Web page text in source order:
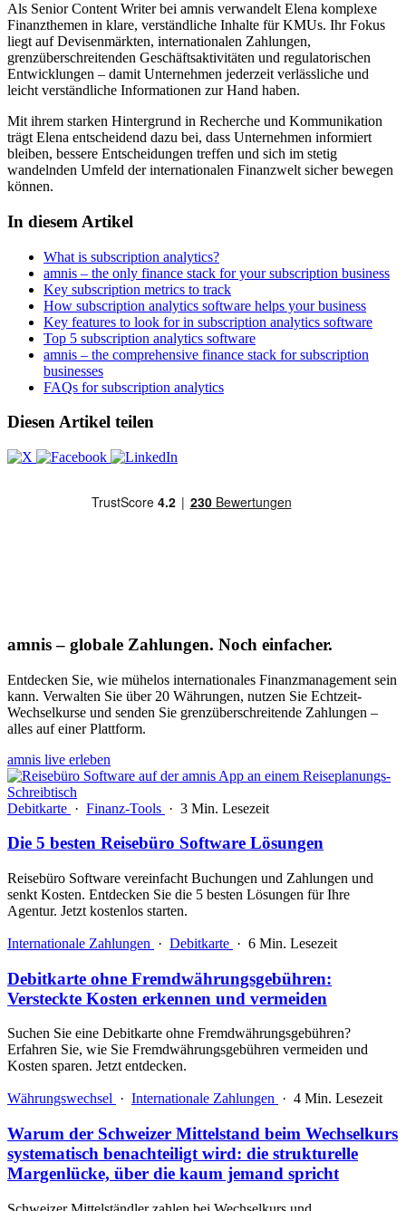
Als Senior Content Writer bei amnis verwandelt Elena komplexe
Finanzthemen in klare, verständliche Inhalte für KMUs. Ihr Fokus
liegt auf Devisenmärkten, internationalen Zahlungen,
grenzüberschreitenden Geschäftsaktivitäten und regulatorischen
Entwicklungen – damit Unternehmen jederzeit verlässliche und
leicht verständliche Informationen zur Hand haben.
Mit ihrem starken Hintergrund in Recherche und Kommunikation
trägt Elena entscheidend dazu bei, dass Unternehmen informiert
bleiben, bessere Entscheidungen treffen und sich im stetig
wandelnden Umfeld der internationalen Finanzwelt sicher bewegen
können.
In diesem Artikel
What is subscription analytics?
amnis – the only finance stack for your subscription business
Key subscription metrics to track
How subscription analytics software helps your business
Key features to look for in subscription analytics software
Top 5 subscription analytics software
amnis – the comprehensive finance stack for subscription
businesses
FAQs for subscription analytics
Diesen Artikel teilen
amnis – globale Zahlungen. Noch einfacher.
Entdecken Sie, wie mühelos internationales Finanzmanagement sein
kann. Verwalten Sie über 20 Währungen, nutzen Sie Echtzeit-
Wechselkurse und senden Sie grenzüberschreitende Zahlungen –
alles auf einer Plattform.
amnis live erleben
Debitkarte · Finanz-Tools · 3 Min. Lesezeit
Die 5 besten Reisebüro Software Lösungen
Reisebüro Software vereinfacht Buchungen und Zahlungen und
senkt Kosten. Entdecken Sie die 5 besten Lösungen für Ihre
Agentur. Jetzt kostenlos starten.
Internationale Zahlungen · Debitkarte · 6 Min. Lesezeit
Debitkarte ohne Fremdwährungsgebühren:
Versteckte Kosten erkennen und vermeiden
Suchen Sie eine Debitkarte ohne Fremdwährungsgebühren?
Erfahren Sie, wie Sie Fremdwährungsgebühren vermeiden und
Kosten sparen. Jetzt entdecken.
Währungswechsel · Internationale Zahlungen · 4 Min. Lesezeit
Warum der Schweizer Mittelstand beim Wechselkurs
systematisch benachteiligt wird: die strukturelle
Margenlücke, über die kaum jemand spricht